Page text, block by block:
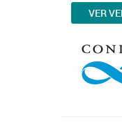
VER